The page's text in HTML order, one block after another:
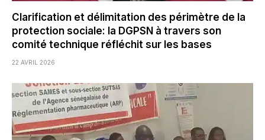
Clarification et délimitation des périmètre de la
protection sociale: la DGPSN à travers son
comité technique réfléchit sur les bases
22 AVRIL 2026